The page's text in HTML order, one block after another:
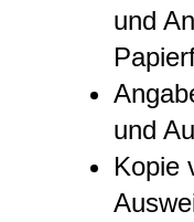
und
und
Kopie